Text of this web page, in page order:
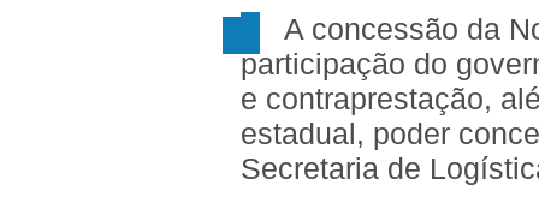
A concessão da
participação do
e contraprestação,
estadual, poder
Secretaria de